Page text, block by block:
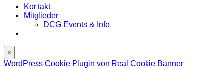
Kontakt
Mitglieder
DCG Events & Info
×
WordPress Cookie Plugin von Real Cookie Banner